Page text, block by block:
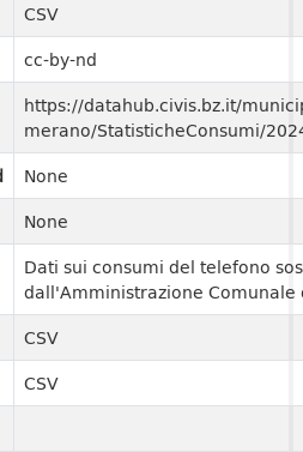
CSV
cc-by-nd
https://datahub.civis.bz.it/
merano/StatisticheConsumi/
None
None
Dati sui consumi del telefono
dall'Amministrazione Comunale
CSV
CSV